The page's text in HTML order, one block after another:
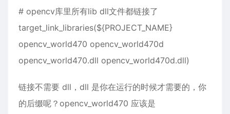
# opencv库里所有lib dll文件都链接了
target_link_libraries(${PROJECT_NAME}
opencv_world470 opencv_world470d
opencv_world470.dll opencv_world470d.dll)
链接不需要 dll，dll 是你在运行的时候才需要的，你
的后缀呢？opencv_world470 应该是